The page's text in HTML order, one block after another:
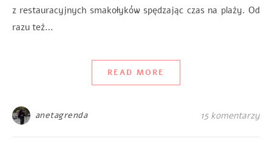
z restauracyjnych smakołyków spędzając czas na plaży. Od
razu też…
READ MORE
anetagrenda 15 komentarzy